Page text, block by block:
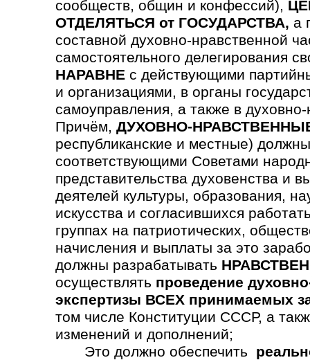
сообществ, общин и конфессий),
ОТДЕЛЯТЬСЯ от ГОСУДАРСТВА, а
составной духовно-нравственной
самостоятельного делегирования
НАРАВНЕ с действующими
и организациями, в органы
самоуправления, а также в
Причём, ДУХОВНО-
республиканские и местные)
соответствующими Советами
предста­вительства духовен­ства и
деятелей культуры, образования,
искусства и согла­сившихся
группах на патриотических,
начисления и выплаты за это
должны разрабатывать
осуществлять проведение
экспертизы ВСЕХ принимаемых
том числе Конституции СССР, а
изменений и дополнений;
Это должно обеспечить